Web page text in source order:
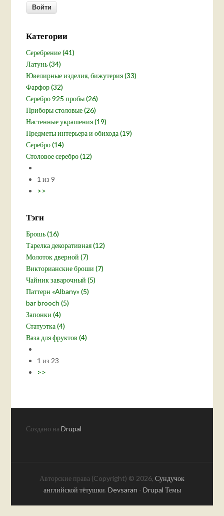
Категории
Серебрение (41)
Латунь (34)
Ювелирные изделия, бижутерия (33)
Фарфор (32)
Серебро 925 пробы (26)
Приборы столовые (26)
Настенные украшения (19)
Предметы интерьера и обихода (19)
Серебро (14)
Столовое серебро (12)
1 из 9
>>
Тэги
Брошь (16)
Тарелка декоративная (12)
Молоток дверной (7)
Викторианские броши (7)
Чайник заварочный (5)
Паттерн «Albany» (5)
bar brooch (5)
Запонки (4)
Статуэтка (4)
Ваза для фруктов (4)
1 из 23
>>
Создано наDrupal
Авторские права (Copyright) © 2026, Сундучок
английской тётушки. Devsaran - Drupal Темы